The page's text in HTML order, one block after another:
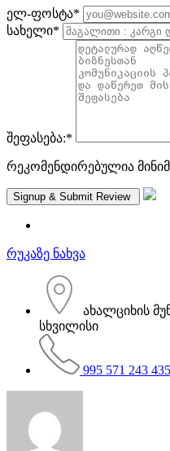
ელ-ფოსტა*
სახელი*
შეფასება:*
რეკომენდირებულია
რუკაზე ნახვა
ახალციხის
სხვილისი
995 571 243 435